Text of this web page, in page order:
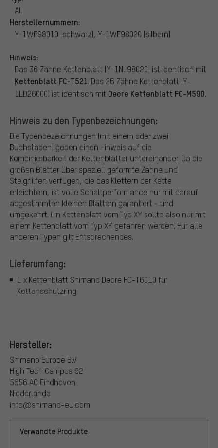
AL
Herstellernummern:
Y-1WE98010 (schwarz), Y-1WE98020 (silbern)
Hinweis:
Das 36 Zähne Kettenblatt (Y-1NL98020) ist identisch mit
Kettenblatt FC-T521. Das 26 Zähne Kettenblatt (Y-
1LD26000) ist identisch mit Deore Kettenblatt FC-M590.
Hinweis zu den Typenbezeichnungen:
Die Typenbezeichnungen (mit einem oder zwei
Buchstaben) geben einen Hinweis auf die
Kombinierbarkeit der Kettenblätter untereinander. Da die
großen Blätter über speziell geformte Zähne und
Steighilfen verfügen, die das Klettern der Kette
erleichtern, ist volle Schaltperformance nur mit darauf
abgestimmten kleinen Blättern garantiert - und
umgekehrt. Ein Kettenblatt vom Typ XY sollte also nur mit
einem Kettenblatt vom Typ XY gefahren werden. Für alle
anderen Typen gilt Entsprechendes.
Lieferumfang:
1 x Kettenblatt Shimano Deore FC-T6010 für
Kettenschutzring
Hersteller:
Shimano Europe B.V.
High Tech Campus 92
5656 AG Eindhoven
Niederlande
info@shimano-eu.com
Verwandte Produkte